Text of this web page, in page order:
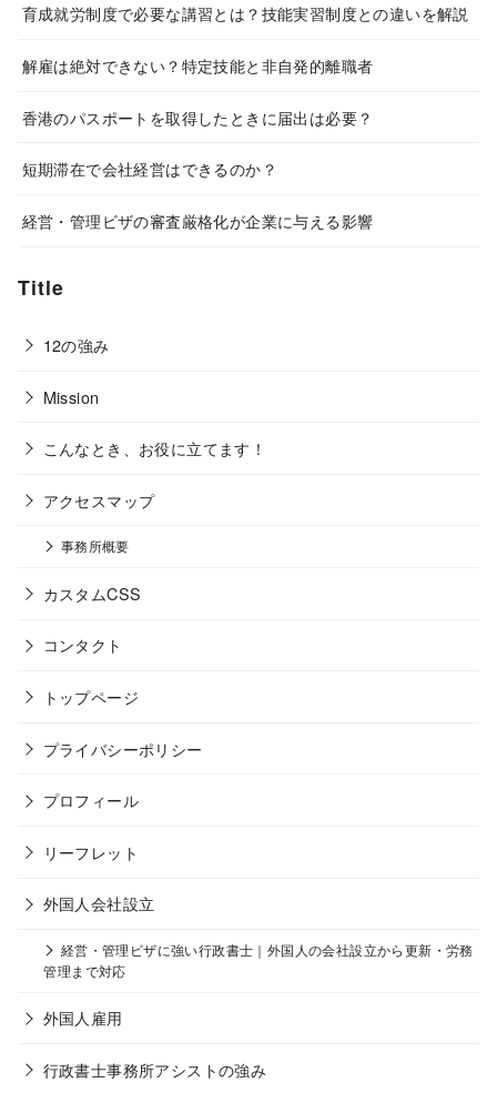
育成就労制度で必要な講習とは？技能実習制度との違いを解説
解雇は絶対できない？特定技能と非自発的離職者
香港のパスポートを取得したときに届出は必要？
短期滞在で会社経営はできるのか？
経営・管理ビザの審査厳格化が企業に与える影響
Title
12の強み
Mission
こんなとき、お役に立てます！
アクセスマップ
事務所概要
カスタムCSS
コンタクト
トップページ
プライバシーポリシー
プロフィール
リーフレット
外国人会社設立
経営・管理ビザに強い行政書士｜外国人の会社設立から更新・労務
管理まで対応
外国人雇用
行政書士事務所アシストの強み